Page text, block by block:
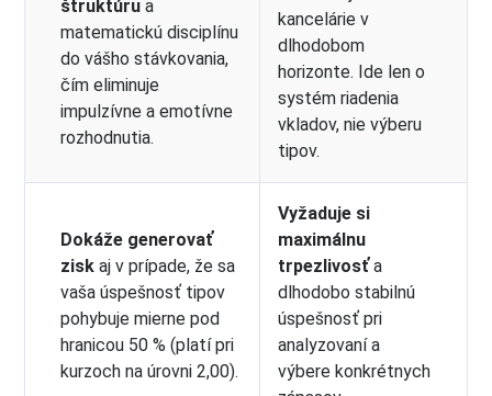
štruktúru a
matematickú disciplínu
do vášho stávkovania,
čím eliminuje
impulzívne a emotívne
rozhodnutia.
kancelárie v
dlhodobom
horizonte. Ide len o
systém riadenia
vkladov, nie výberu
tipov.
Dokáže generovať
zisk aj v prípade, že sa
vaša úspešnosť tipov
pohybuje mierne pod
hranicou 50 % (platí pri
kurzoch na úrovni 2,00).
Vyžaduje si
maximálnu
trpezlivosťa
dlhodobo stabilnú
úspešnosť pri
analyzovaní a
výbere konkrétnych